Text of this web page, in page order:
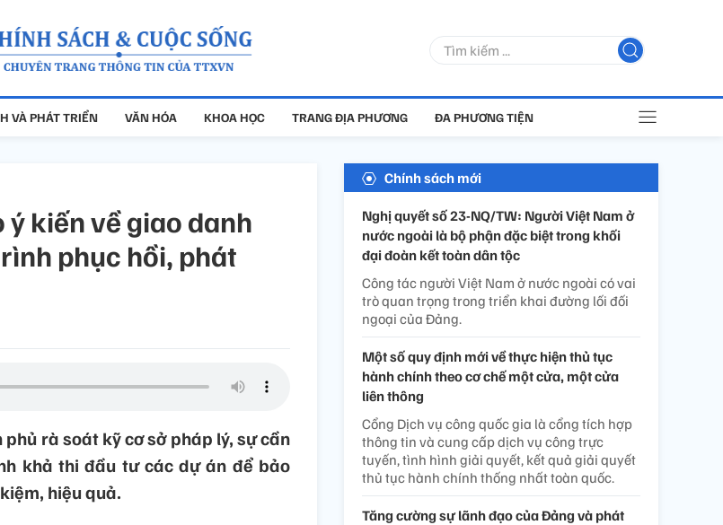
VÀ PHÁT TRIỂN VĂN HÓA KHOA HỌC TRANG ĐỊA PHƯƠNG ĐA PHƯƠNG TIỆN
ý kiến về giao danh
phục hồi, phát
phủ rà soát kỹ cơ sở pháp lý, sự cần
khả thi đầu tư các dự án để bảo
hiệu quả.
Chính sách mới
Nghị quyết số 23-NQ/TW: Người Việt Nam ở
nước ngoài là bộ phận đặc biệt trong khối
đại đoàn kết toàn dân tộc
Công tác người Việt Nam ở nước ngoài có vai
trò quan trọng trong triển khai đường lối đối
ngoại của Đảng.
Một số quy định mới về thực hiện thủ tục
hành chính theo cơ chế một cửa, một cửa
liên thông
Cổng Dịch vụ công quốc gia là cổng tích hợp
thông tin và cung cấp dịch vụ công trực
tuyến, tình hình giải quyết, kết quả giải quyết
thủ tục hành chính thống nhất toàn quốc.
Tăng cường sự lãnh đạo của Đảng và phát